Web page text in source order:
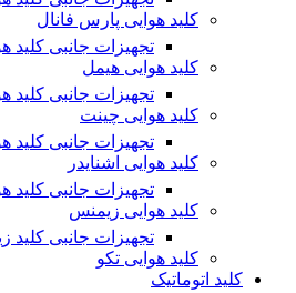
کلید هوایی پارس فانال
تجهیزات جانبی کلید
کلید هوایی هیمل
تجهیزات جانبی کلید
کلید هوایی چینت
تجهیزات جانبی کلید
کلید هوایی اشنایدر
تجهیزات جانبی کلید
کلید هوایی زیمنس
تجهیزات جانبی کلید
کلید هوایی تکو
کلید اتوماتیک